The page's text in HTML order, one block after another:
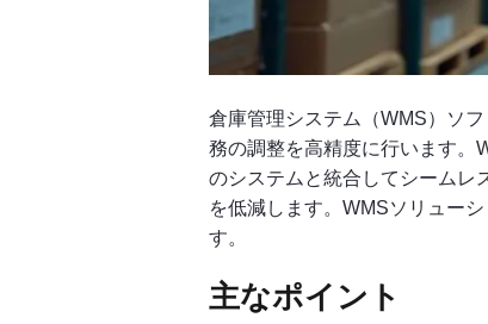
倉庫管理システム（WMS）ソフ
務の調整を高精度に行います。
のシステムと統合してシームレ
を低減します。WMSソリュー
す。
主なポイント